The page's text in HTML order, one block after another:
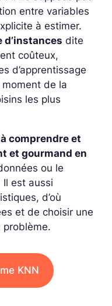
entre variables
à estimer.
d’instances dite
coûteux,
d’apprentissage
de la
les plus
comprendre et
et gourmand en
ou le
est aussi
d’où
et de choisir une
problème.
KNN